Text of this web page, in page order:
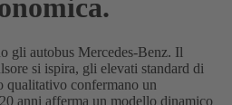
gli autobus Mercedes-Benz. Il
si ispira, gli elevati standard di
qualitativo confermano un
anni afferma un modello dinamico